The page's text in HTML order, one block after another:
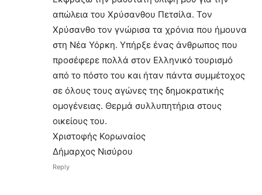
απώλεια του Χρύσανθου Πετσίλα. Τον
Χρύσανθο τον γνώρισα τα χρόνια που ήμουνα
στη Νέα Υόρκη. Υπήρξε ένας άνθρωπος που
προσέφερε πολλά στον Ελληνικό τουρισμό
από το πόστο του και ήταν πάντα συμμέτοχος
σε όλους τους αγώνες της δημοκρατικής
ομογένειας. Θερμά συλλυπητήρια στους
οικείους του.
Χριστοφής Κορωναίος
Δήμαρχος Νισύρου
Reply